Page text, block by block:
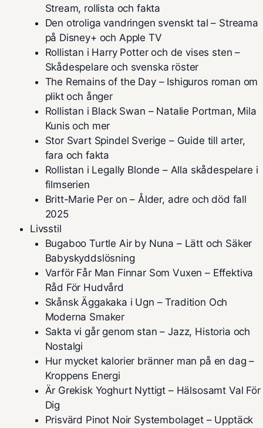
Stream, rollista och fakta
Den otroliga vandringen svenskt tal – Streama
på Disney+ och Apple TV
Rollistan i Harry Potter och de vises sten –
Skådespelare och svenska röster
The Remains of the Day – Ishiguros roman om
plikt och ånger
Rollistan i Black Swan – Natalie Portman, Mila
Kunis och mer
Stor Svart Spindel Sverige – Guide till arter,
fara och fakta
Rollistan i Legally Blonde – Alla skådespelare i
filmserien
Britt-Marie Per on – Ålder, adre och död fall
2025
Livsstil
Bugaboo Turtle Air by Nuna – Lätt och Säker
Babyskyddslösning
Varför Får Man Finnar Som Vuxen – Effektiva
Råd För Hudvård
Skånsk Äggakaka i Ugn – Tradition Och
Moderna Smaker
Sakta vi går genom stan – Jazz, Historia och
Nostalgi
Hur mycket kalorier bränner man på en dag –
Kroppens Energi
Är Grekisk Yoghurt Nyttigt – Hälsosamt Val För
Dig
Prisvärd Pinot Noir Systembolaget – Upptäck